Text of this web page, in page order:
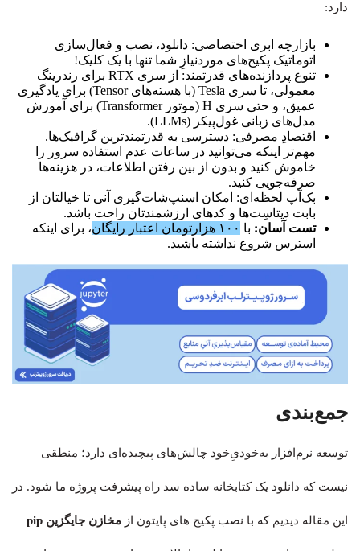
دارد:
بازارچه ابری اختصاصی: دانلود، نصب و فعال‌سازی
اتوماتیک پکیج‌های موردنیازِ شما تنها با یک کلیک!
تنوع پردازنده‌های قدرتمند: از سری RTX برای رندرینگ
معمولی، تا سری Tesla (با هسته‌های Tensor) برای یادگیری
عمیق، و حتی سری H (موتور Transformer) برای آموزش
مدل‌های زبانی غول‌پیکر (LLMs).
اقتصادِ مصرفی: دسترسی به قدرتمندترین گرافیک‌ها.
مهم‌تر اینکه می‌توانید در ساعات عدم استفاده سرور را
خاموش کنید و بدون از بین رفتن اطلاعات، در هزینه‌ها
صرفه‌جویی کنید.
بک‌آپ لحظه‌ای: امکان اسنپ‌شات‌گیری آنی تا خیالتان از
بابت دیتاسِت‌ها و کدهای ارزشمندتان راحت باشد.
تست آسان: با ۱۰۰ هزارتومان اعتبار رایگان
، برای اینکه
استرس شروع نداشته باشید.
جمع‌بندی
توسعه نرم‌افزار به‌خودیِ‌خود چالش‌های پیچیده‌ای دارد؛ منطقی
نیست که دانلود یک کتابخانه ساده سد راه پیشرفت پروژه ما شود. در
این مقاله دیدیم که با نصب پکیج های پایتون از مخازن جایگزین pip